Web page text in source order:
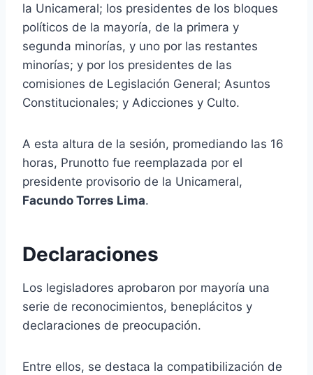
la Unicameral; los presidentes de los bloques
políticos de la mayoría, de la primera y
segunda minorías, y uno por las restantes
minorías; y por los presidentes de las
comisiones de Legislación General; Asuntos
Constitucionales; y Adicciones y Culto.
A esta altura de la sesión, promediando las 16
horas, Prunotto fue reemplazada por el
presidente provisorio de la Unicameral,
Facundo Torres Lima.
Declaraciones
Los legisladores aprobaron por mayoría una
serie de reconocimientos, beneplácitos y
declaraciones de preocupación.
Entre ellos, se destaca la compatibilización de